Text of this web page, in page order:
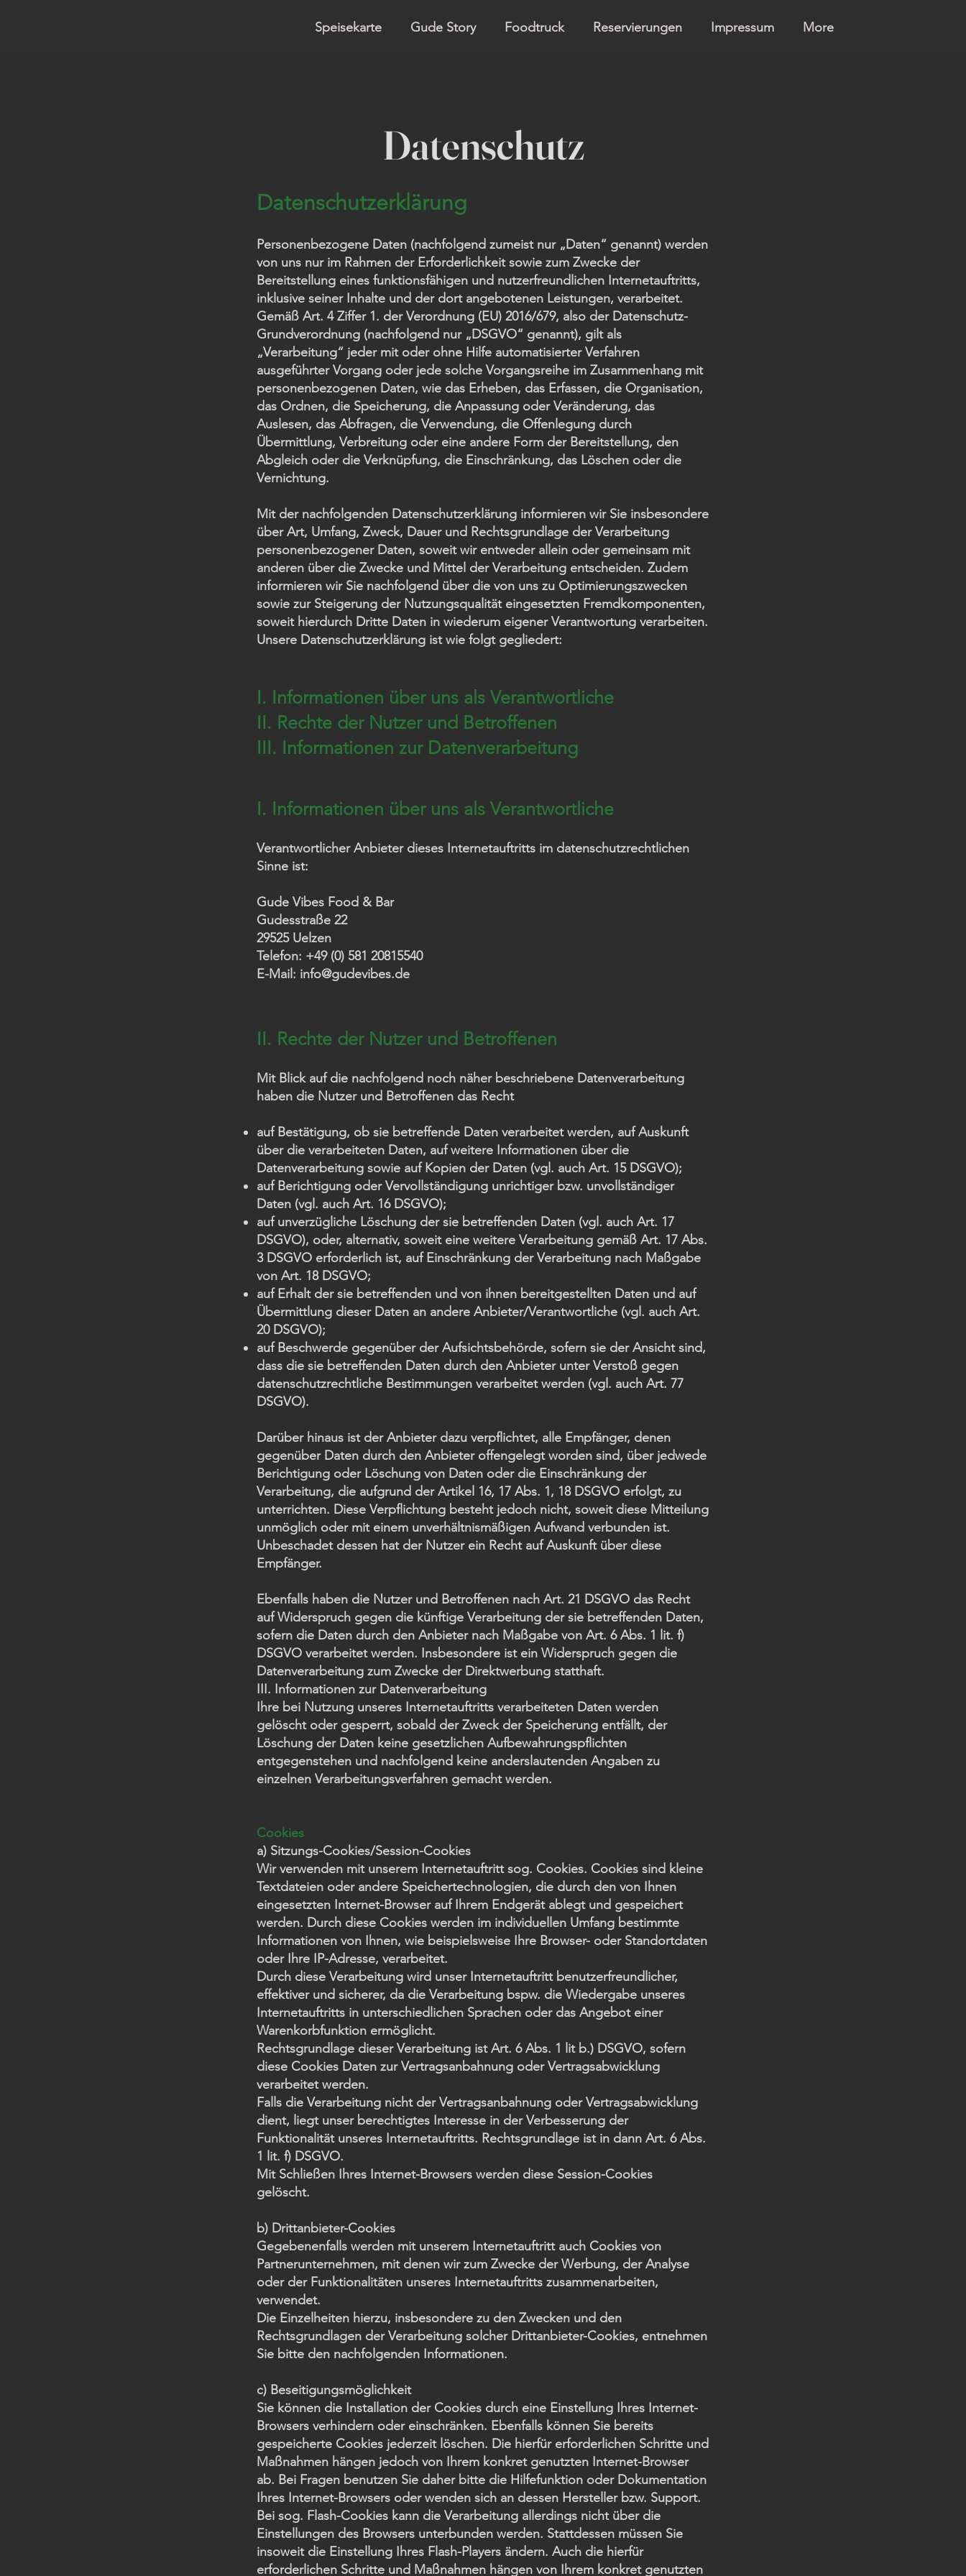
Speisekarte Gude Story Foodtruck Reservierungen Impressum More
Datenschutz
Datenschutzerklärung
Personenbezogene Daten (nachfolgend zumeist nur „Daten“ genannt) werden
von uns nur im Rahmen der Erforderlichkeit sowie zum Zwecke der
Bereitstellung eines funktionsfähigen und nutzerfreundlichen Internetauftritts,
inklusive seiner Inhalte und der dort angebotenen Leistungen, verarbeitet.
Gemäß Art. 4 Ziffer 1. der Verordnung (EU) 2016/679, also der Datenschutz-
Grundverordnung (nachfolgend nur „DSGVO“ genannt), gilt als
„Verarbeitung“ jeder mit oder ohne Hilfe automatisierter Verfahren
ausgeführter Vorgang oder jede solche Vorgangsreihe im Zusammenhang mit
personenbezogenen Daten, wie das Erheben, das Erfassen, die Organisation,
das Ordnen, die Speicherung, die Anpassung oder Veränderung, das
Auslesen, das Abfragen, die Verwendung, die Offenlegung durch
Übermittlung, Verbreitung oder eine andere Form der Bereitstellung, den
Abgleich oder die Verknüpfung, die Einschränkung, das Löschen oder die
Vernichtung.
Mit der nachfolgenden Datenschutzerklärung informieren wir Sie insbesondere
über Art, Umfang, Zweck, Dauer und Rechtsgrundlage der Verarbeitung
personenbezogener Daten, soweit wir entweder allein oder gemeinsam mit
anderen über die Zwecke und Mittel der Verarbeitung entscheiden. Zudem
informieren wir Sie nachfolgend über die von uns zu Optimierungszwecken
sowie zur Steigerung der Nutzungsqualität eingesetzten Fremdkomponenten,
soweit hierdurch Dritte Daten in wiederum eigener Verantwortung verarbeiten.
Unsere Datenschutzerklärung ist wie folgt gegliedert:
I. Informationen über uns als Verantwortliche
II. Rechte der Nutzer und Betroffenen
III. Informationen zur Datenverarbeitung
I. Informationen über uns als Verantwortliche
Verantwortlicher Anbieter dieses Internetauftritts im datenschutzrechtlichen
Sinne ist:
Gude Vibes Food & Bar
Gudesstraße 22
29525 Uelzen
Telefon: +49 (0) 581 20815540
E-Mail: info@gudevibes.de
II. Rechte der Nutzer und Betroffenen
Mit Blick auf die nachfolgend noch näher beschriebene Datenverarbeitung
haben die Nutzer und Betroffenen das Recht
auf Bestätigung, ob sie betreffende Daten verarbeitet werden, auf Auskunft
über die verarbeiteten Daten, auf weitere Informationen über die
Datenverarbeitung sowie auf Kopien der Daten (vgl. auch Art. 15 DSGVO);
auf Berichtigung oder Vervollständigung unrichtiger bzw. unvollständiger
Daten (vgl. auch Art. 16 DSGVO);
auf unverzügliche Löschung der sie betreffenden Daten (vgl. auch Art. 17
DSGVO), oder, alternativ, soweit eine weitere Verarbeitung gemäß Art. 17 Abs.
3 DSGVO erforderlich ist, auf Einschränkung der Verarbeitung nach Maßgabe
von Art. 18 DSGVO;
auf Erhalt der sie betreffenden und von ihnen bereitgestellten Daten und auf
Übermittlung dieser Daten an andere Anbieter/Verantwortliche (vgl. auch Art.
20 DSGVO);
auf Beschwerde gegenüber der Aufsichtsbehörde, sofern sie der Ansicht sind,
dass die sie betreffenden Daten durch den Anbieter unter Verstoß gegen
datenschutzrechtliche Bestimmungen verarbeitet werden (vgl. auch Art. 77
DSGVO).
Darüber hinaus ist der Anbieter dazu verpflichtet, alle Empfänger, denen
gegenüber Daten durch den Anbieter offengelegt worden sind, über jedwede
Berichtigung oder Löschung von Daten oder die Einschränkung der
Verarbeitung, die aufgrund der Artikel 16, 17 Abs. 1, 18 DSGVO erfolgt, zu
unterrichten. Diese Verpflichtung besteht jedoch nicht, soweit diese Mitteilung
unmöglich oder mit einem unverhältnismäßigen Aufwand verbunden ist.
Unbeschadet dessen hat der Nutzer ein Recht auf Auskunft über diese
Empfänger.
Ebenfalls haben die Nutzer und Betroffenen nach Art. 21 DSGVO das Recht
auf Widerspruch gegen die künftige Verarbeitung der sie betreffenden Daten,
sofern die Daten durch den Anbieter nach Maßgabe von Art. 6 Abs. 1 lit. f)
DSGVO verarbeitet werden. Insbesondere ist ein Widerspruch gegen die
Datenverarbeitung zum Zwecke der Direktwerbung statthaft.
III. Informationen zur Datenverarbeitung
Ihre bei Nutzung unseres Internetauftritts verarbeiteten Daten werden
gelöscht oder gesperrt, sobald der Zweck der Speicherung entfällt, der
Löschung der Daten keine gesetzlichen Aufbewahrungspflichten
entgegenstehen und nachfolgend keine anderslautenden Angaben zu
einzelnen Verarbeitungsverfahren gemacht werden.
Cookies
a) Sitzungs-Cookies/Session-Cookies
Wir verwenden mit unserem Internetauftritt sog. Cookies. Cookies sind kleine
Textdateien oder andere Speichertechnologien, die durch den von Ihnen
eingesetzten Internet-Browser auf Ihrem Endgerät ablegt und gespeichert
werden. Durch diese Cookies werden im individuellen Umfang bestimmte
Informationen von Ihnen, wie beispielsweise Ihre Browser- oder Standortdaten
oder Ihre IP-Adresse, verarbeitet.
Durch diese Verarbeitung wird unser Internetauftritt benutzerfreundlicher,
effektiver und sicherer, da die Verarbeitung bspw. die Wiedergabe unseres
Internetauftritts in unterschiedlichen Sprachen oder das Angebot einer
Warenkorbfunktion ermöglicht.
Rechtsgrundlage dieser Verarbeitung ist Art. 6 Abs. 1 lit b.) DSGVO, sofern
diese Cookies Daten zur Vertragsanbahnung oder Vertragsabwicklung
verarbeitet werden.
Falls die Verarbeitung nicht der Vertragsanbahnung oder Vertragsabwicklung
dient, liegt unser berechtigtes Interesse in der Verbesserung der
Funktionalität unseres Internetauftritts. Rechtsgrundlage ist in dann Art. 6 Abs.
1 lit. f) DSGVO.
Mit Schließen Ihres Internet-Browsers werden diese Session-Cookies
gelöscht.
b) Drittanbieter-Cookies
Gegebenenfalls werden mit unserem Internetauftritt auch Cookies von
Partnerunternehmen, mit denen wir zum Zwecke der Werbung, der Analyse
oder der Funktionalitäten unseres Internetauftritts zusammenarbeiten,
verwendet.
Die Einzelheiten hierzu, insbesondere zu den Zwecken und den
Rechtsgrundlagen der Verarbeitung solcher Drittanbieter-Cookies, entnehmen
Sie bitte den nachfolgenden Informationen.
c) Beseitigungsmöglichkeit
Sie können die Installation der Cookies durch eine Einstellung Ihres Internet-
Browsers verhindern oder einschränken. Ebenfalls können Sie bereits
gespeicherte Cookies jederzeit löschen. Die hierfür erforderlichen Schritte und
Maßnahmen hängen jedoch von Ihrem konkret genutzten Internet-Browser
ab. Bei Fragen benutzen Sie daher bitte die Hilfefunktion oder Dokumentation
Ihres Internet-Browsers oder wenden sich an dessen Hersteller bzw. Support.
Bei sog. Flash-Cookies kann die Verarbeitung allerdings nicht über die
Einstellungen des Browsers unterbunden werden. Stattdessen müssen Sie
insoweit die Einstellung Ihres Flash-Players ändern. Auch die hierfür
erforderlichen Schritte und Maßnahmen hängen von Ihrem konkret genutzten